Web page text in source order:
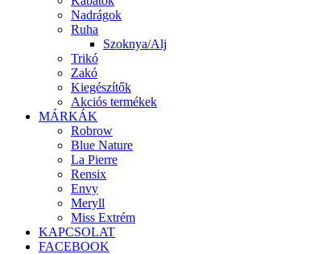
Nadrágok
Ruha
Szoknya/Alj
Trikó
Zakó
Kiegészítők
Akciós termékek
MÁRKÁK
Robrow
Blue Nature
La Pierre
Rensix
Envy
Meryll
Miss Extrém
KAPCSOLAT
FACEBOOK